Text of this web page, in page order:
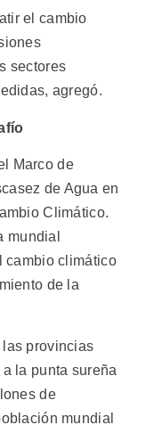
el cambio
sectores
agregó.
Marco de
de Agua en
Climático.
mundial
cambio climático
de la
provincias
la punta sureña
de
mundial